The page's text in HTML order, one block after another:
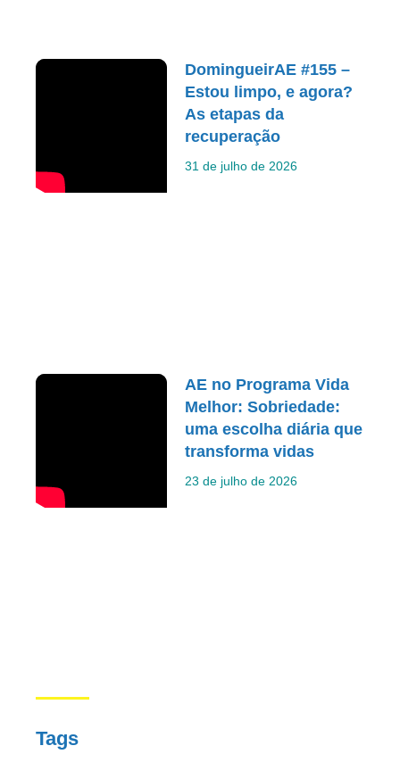
DomingueirAE #155 –
Estou limpo, e agora?
As etapas da
recuperação
31 de julho de 2026
AE no Programa Vida
Melhor: Sobriedade:
uma escolha diária que
transforma vidas
23 de julho de 2026
Tags